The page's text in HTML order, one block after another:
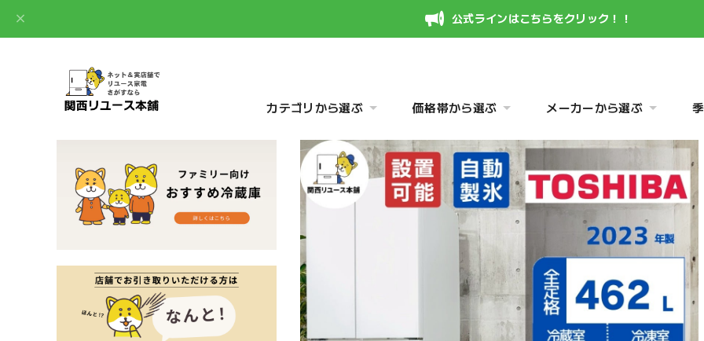
公式ラインはこちらをクリック！！
カテゴリから選ぶ 価格帯から選ぶ メーカーから選ぶ